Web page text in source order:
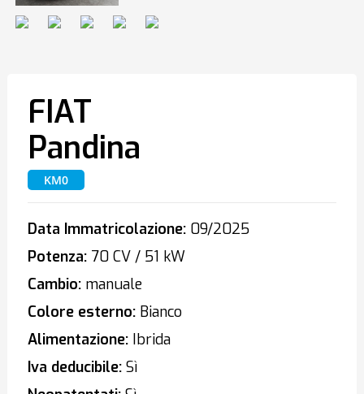
FIAT
Pandina
KM0
Data Immatricolazione:09/2025
Potenza:70 CV / 51 kW
Cambio:manuale
Colore esterno:Bianco
Alimentazione:Ibrida
Iva deducibile:Sì